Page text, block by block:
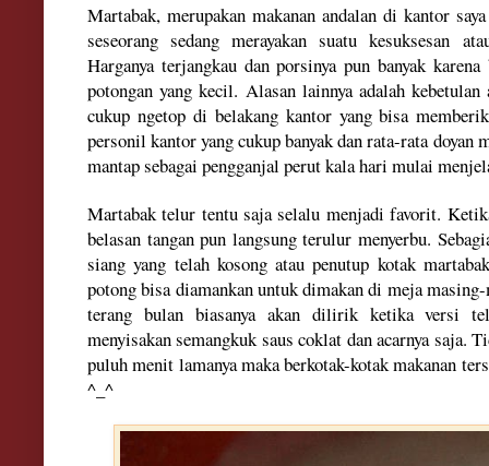
Martabak, merupakan makanan andalan di kantor
seseorang sedang merayakan suatu kesuksesan
Harganya terjangkau dan porsinya pun banyak
potongan yang kecil. Alasan lainnya adalah
cukup ngetop di belakang kantor yang bisa
personil kantor yang cukup banyak dan rata-rata doyan
mantap sebagai pengganjal perut kala hari mulai
Martabak telur tentu saja selalu menjadi favorit.
belasan tangan pun langsung terulur menyerbu.
siang yang telah kosong atau penutup kotak
potong bisa diamankan untuk dimakan di meja
terang bulan biasanya akan dilirik ketika versi
menyisakan semangkuk saus coklat dan acarnya saja.
puluh menit lamanya maka berkotak-kotak makanan
^_^